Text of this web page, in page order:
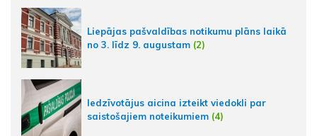
Liepājas pašvaldības notikumu plāns laikā
no 3. līdz 9. augustam (2)
Iedzīvotājus aicina izteikt viedokli par
saistošajiem noteikumiem (4)